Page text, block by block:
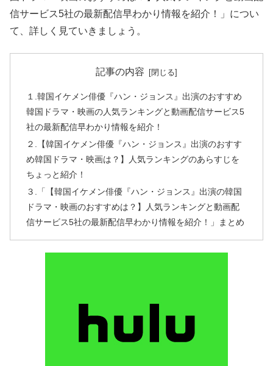
信サービス5社の最新配信早わかり情報を紹介！」につい
て、詳しく見ていきましょう。
記事の内容
１.韓国イケメン俳優『ハン・ジョンス』出演のおすすめ
韓国ドラマ・映画の人気ランキングと動画配信サービス5
社の最新配信早わかり情報を紹介！
２.【韓国イケメン俳優『ハン・ジョンス』出演のおすす
め韓国ドラマ・映画は？】人気ランキングのあらすじを
ちょっと紹介！
３.「【韓国イケメン俳優『ハン・ジョンス』出演の韓国
ドラマ・映画のおすすめは？】人気ランキングと動画配
信サービス5社の最新配信早わかり情報を紹介！」まとめ